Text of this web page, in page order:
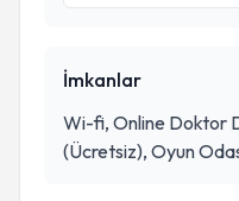
İmkanlar
Wi-fi, Online Doktor
(Ücretsiz), Oyun